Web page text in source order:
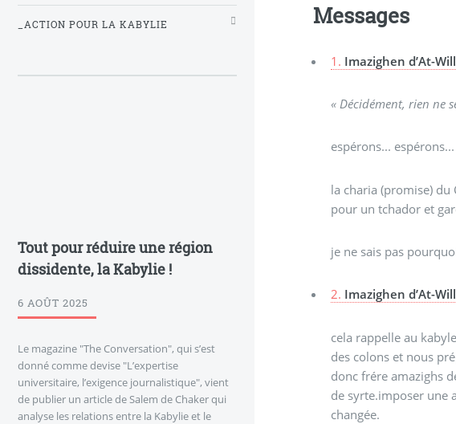
Messages
1. Imazighen d’At-
« Décidément, rien ne
espérons...
la charia (promise)
pour un tchador et
je ne sais pas
2. Imazighen d’At-
cela rappelle au
des colons et nous
donc frére amazighs
de syrte.imposer une
changée.
_ACTION POUR LA KABYLIE
Tout pour réduire une région
dissidente, la Kabylie !
6 AOÛT 2025
Le magazine "The Conversation", qui s’est
donné comme devise "L’expertise
universitaire, l’exigence journalistique", vient
de publier un article de Salem de Chaker qui
analyse les relations entre la Kabylie et le